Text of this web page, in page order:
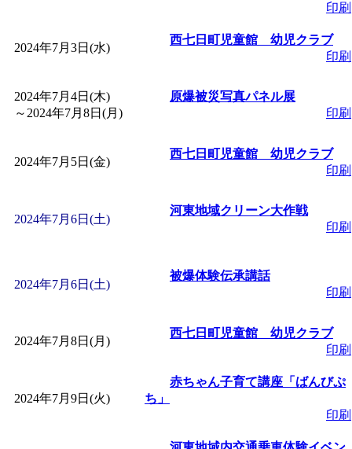
子育て講座「ばん
2026/07/10～2026/08/
「子育て交流広場「
間：2026/07/13～2026/
間：2026/08/10～2026/
「赤ちゃん子育て講
付期間：2026/08/10～
赤ちゃん子育て講
付期間：2026/08/10～
印刷
2024年7月3日(水)
西七日町児童館 幼児クラブ
印刷
2024年7月4日(木)
～ 2024年7月8日(月)
原爆被災写真パネル展
印刷
2024年7月5日(金)
西七日町児童館 幼児クラブ
印刷
2024年7月6日(土)
河東地域クリーン大作戦
印刷
2024年7月6日(土)
被爆体験伝承講話
印刷
2024年7月8日(月)
西七日町児童館 幼児クラブ
印刷
2024年7月9日(火)
赤ちゃん子育て講座「ばんびぷ
ち」
印刷